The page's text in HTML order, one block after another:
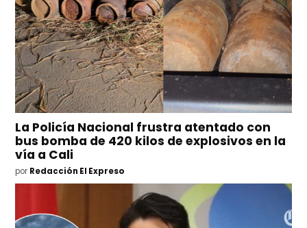
La Policía Nacional frustra atentado con
bus bomba de 420 kilos de explosivos en la
vía a Cali
por Redacción El Expreso